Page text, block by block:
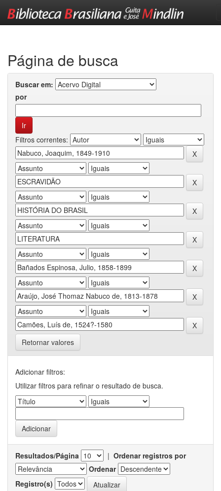
Página de busca
Buscar em:
por
Filtros correntes:
Retornar valores
Adicionar filtros:
Utilizar filtros para refinar o resultado de busca.
Resultados/Página | Ordenar registros por
Ordenar
Registro(s)